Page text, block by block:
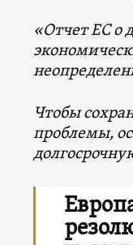
«Отчет ЕС о
Чтобы
проблемы,